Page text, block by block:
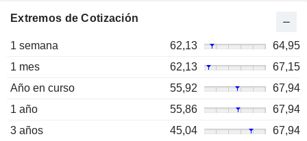
Extremos de Cotización
1 semana 62,13
64,95
1 mes
62,13
67,15
Año en curso
55,92
67,94
1 año
55,86
67,94
3 años
45,04
67,94